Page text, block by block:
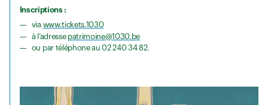
Inscriptions :
via www.tickets.1030
à l’adresse patrimoine@1030.be
ou par téléphone au 02 240 34 82.